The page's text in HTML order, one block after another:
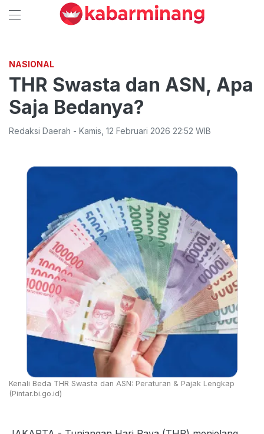
NASIONAL
THR Swasta dan ASN, Apa
Saja Bedanya?
Redaksi Daerah - Kamis 12 Februari 2026 22:52 WIB
Kenali Beda THR Swasta dan ASN: Peraturan & Pajak Lengkap
(Pintar.bi.go.id)